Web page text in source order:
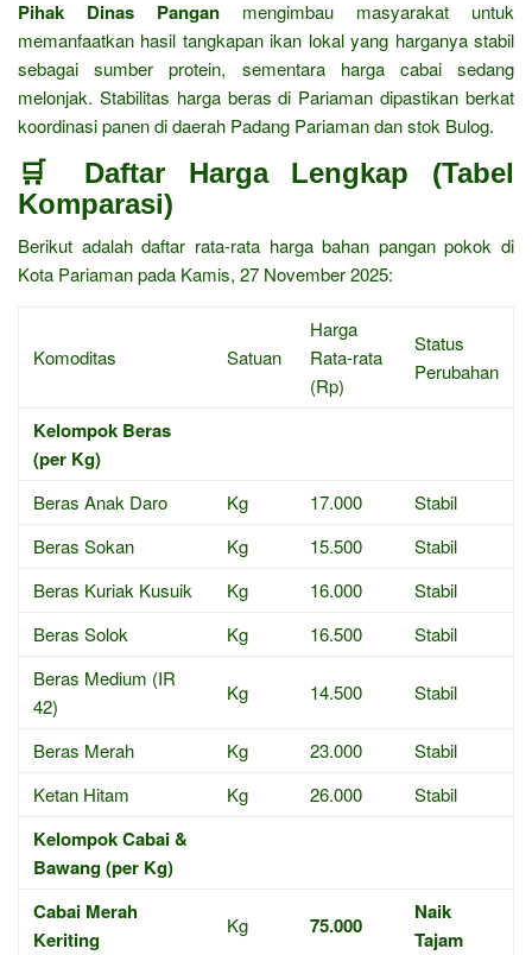
Pihak Dinas Pangan mengimbau masyarakat untuk
memanfaatkan hasil tangkapan ikan lokal yang harganya stabil
sebagai sumber protein, sementara harga cabai sedang
melonjak. Stabilitas harga beras di Pariaman dipastikan berkat
koordinasi panen di daerah Padang Pariaman dan stok Bulog.
🛒 Daftar Harga Lengkap (Tabel
Komparasi)
Berikut adalah daftar rata-rata harga bahan pangan pokok di
Kota Pariaman pada Kamis, 27 November 2025:
Komoditas Satuan
Harga
Rata-rata
(Rp)
Status
Perubahan
Kelompok Beras
(per Kg)
Beras Anak Daro Kg 17.000
Stabil
Beras Sokan
Kg 15.500
Stabil
Beras Kuriak Kusuik
Kg 16.000
Stabil
Beras Solok
Kg 16.500
Stabil
Beras Medium (IR
42)
Kg 14.500 Stabil
Beras Merah Kg 23.000
Stabil
Ketan Hitam
Kg 26.000 Stabil
Kelompok Cabai &
Bawang (per Kg)
Cabai Merah
Keriting
Kg 75.000
Naik
Tajam